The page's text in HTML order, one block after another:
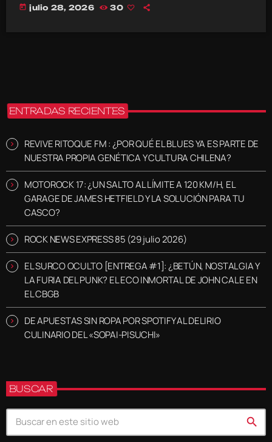
today julio 28, 2026 30
ENTRADAS RECIENTES
REVIVE RITOQUE FM : ¿POR QUÉ EL BLUES YA ES PARTE DE
NUESTRA PROPIA GENÉTICA Y CULTURA CHILENA?
MOTOROCK 17: ¿UN SALTO AL LÍMITE A 120 KM/H, EL
GARAGE DE JAMES HETFIELD Y LA SOLUCIÓN PARA TU
CASCO?
ROCK NEWS EXPRESS 85 (29 julio 2026)
EL SURCO OCULTO [ENTREGA #1]: ¿BETÚN, NOSTALGIA Y
LA FURIA DEL PUNK? EL ECO INMORTAL DE JOHN CALE EN
EL CBGB
DE APUESTAS SIN ROPA POR SPOTIFY AL DELIRIO
CULINARIO DEL «SOPAI-PISUCHI»
BUSCAR
search